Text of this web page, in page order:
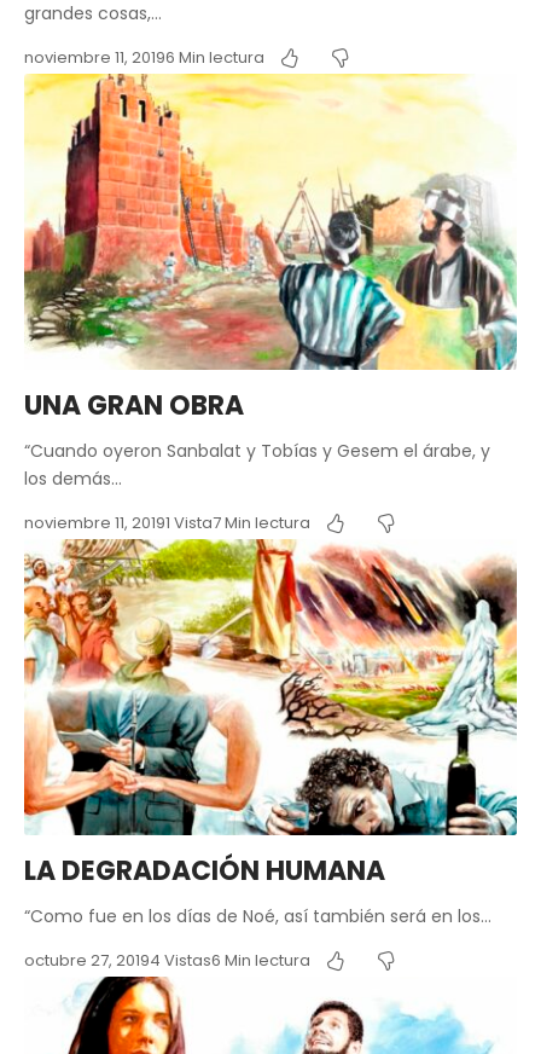
grandes cosas,…
noviembre 11, 20196 Min lectura
UNA GRAN OBRA
“Cuando oyeron Sanbalat y Tobías y Gesem el árabe, y
los demás…
noviembre 11, 20191 Vista7 Min lectura
LA DEGRADACIÓN HUMANA
“Como fue en los días de Noé, así también será en los…
octubre 27, 20194 Vistas6 Min lectura